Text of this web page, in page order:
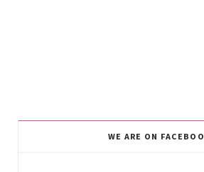
WE ARE ON